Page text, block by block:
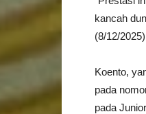
kancah
(8/12/
Koento,
pada
pada